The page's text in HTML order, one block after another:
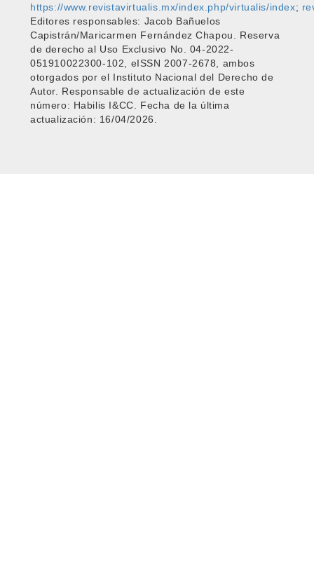
https://www.revistavirtualis.mx/index.php/virtualis/index;
Editores responsables: Jacob Bañuelos
Capistrán/Maricarmen Fernández Chapou. Reserva
de derecho al Uso Exclusivo No. 04-2022-
051910022300-102, eISSN 2007-2678, ambos
otorgados por el Instituto Nacional del Derecho de
Autor. Responsable de actualización de este
número: Habilis I&CC. Fecha de la última
actualización: 16/04/2026.